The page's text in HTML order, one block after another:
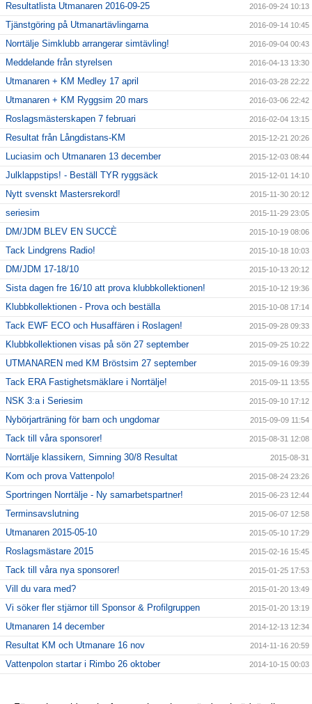
Resultatlista Utmanaren 2016-09-25 2016-09-24 10:13
Tjänstgöring på Utmanartävlingarna 2016-09-14 10:45
Norrtälje Simklubb arrangerar simtävling! 2016-09-04 00:43
Meddelande från styrelsen 2016-04-13 13:30
Utmanaren + KM Medley 17 april 2016-03-28 22:22
Utmanaren + KM Ryggsim 20 mars 2016-03-06 22:42
Roslagsmästerskapen 7 februari 2016-02-04 13:15
Resultat från Långdistans-KM 2015-12-21 20:26
Luciasim och Utmanaren 13 december 2015-12-03 08:44
Julklappstips! - Beställ TYR ryggsäck 2015-12-01 14:10
Nytt svenskt Mastersrekord! 2015-11-30 20:12
seriesim 2015-11-29 23:05
DM/JDM BLEV EN SUCCÈ 2015-10-19 08:06
Tack Lindgrens Radio! 2015-10-18 10:03
DM/JDM 17-18/10 2015-10-13 20:12
Sista dagen fre 16/10 att prova klubbkollektionen! 2015-10-12 19:36
Klubbkollektionen - Prova och beställa 2015-10-08 17:14
Tack EWF ECO och Husaffären i Roslagen! 2015-09-28 09:33
Klubbkollektionen visas på sön 27 september 2015-09-25 10:22
UTMANAREN med KM Bröstsim 27 september 2015-09-16 09:39
Tack ERA Fastighetsmäklare i Norrtälje! 2015-09-11 13:55
NSK 3:a i Seriesim 2015-09-10 17:12
Nybörjarträning för barn och ungdomar 2015-09-09 11:54
Tack till våra sponsorer! 2015-08-31 12:08
Norrtälje klassikern, Simning 30/8 Resultat 2015-08-31
Kom och prova Vattenpolo! 2015-08-24 23:26
Sportringen Norrtälje - Ny samarbetspartner! 2015-06-23 12:44
Terminsavslutning 2015-06-07 12:58
Utmanaren 2015-05-10 2015-05-10 17:29
Roslagsmästare 2015 2015-02-16 15:45
Tack till våra nya sponsorer! 2015-01-25 17:53
Vill du vara med? 2015-01-20 13:49
Vi söker fler stjärnor till Sponsor & Profilgruppen 2015-01-20 13:19
Utmanaren 14 december 2014-12-13 12:34
Resultat KM och Utmanare 16 nov 2014-11-16 20:59
Vattenpolon startar i Rimbo 26 oktober 2014-10-15 00:03
Nybörjarträning i Norrtälje! 2014-09-11 13:09